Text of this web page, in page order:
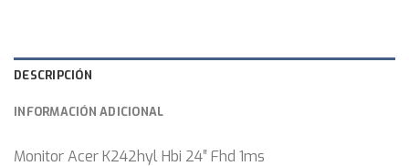
DESCRIPCIÓN
INFORMACIÓN ADICIONAL
Monitor Acer K242hyl Hbi 24″ Fhd 1ms